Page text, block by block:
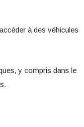
à des véhicules
y compris dans le